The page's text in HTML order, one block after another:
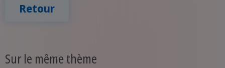
Retour
Sur le même thème